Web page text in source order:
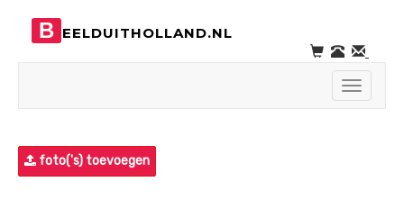
B EELDUITHOLLAND.NL
Toggle
foto('s) toevoegen